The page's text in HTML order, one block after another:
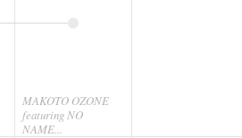
MAKOTO OZONE
featuring NO
NAME...